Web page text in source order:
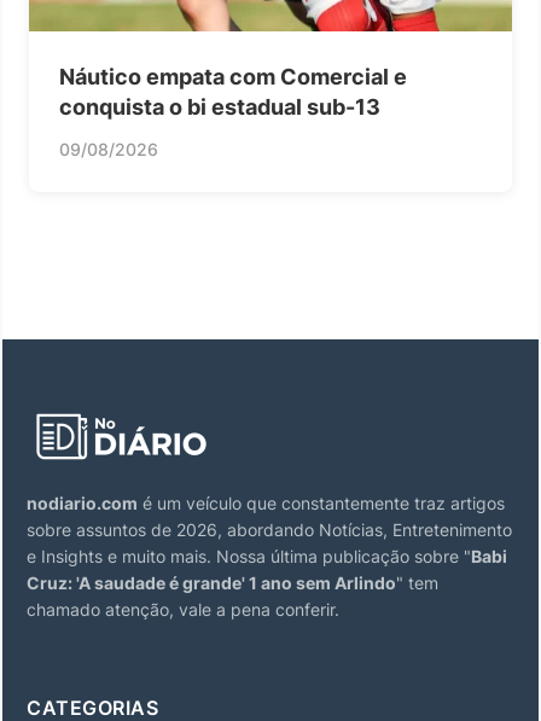
Náutico empata com Comercial e
conquista o bi estadual sub-13
09/08/2026
nodiario.com é um veículo que constantemente traz artigos
sobre assuntos de 2026, abordando Notícias, Entretenimento
e Insights e muito mais. Nossa última publicação sobre "Babi
Cruz: 'A saudade é grande' 1 ano sem Arlindo" tem
chamado atenção, vale a pena conferir.
CATEGORIAS